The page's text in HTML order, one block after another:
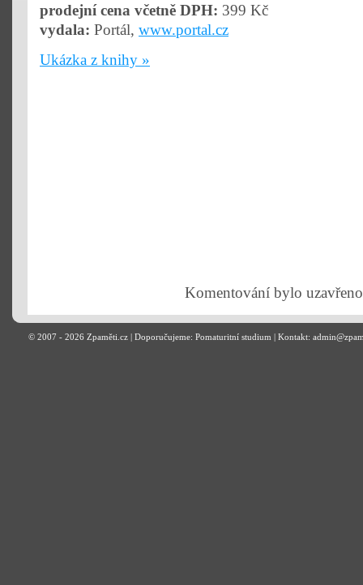
prodejní cena včetně DPH: 399 Kč
vydala: Portál, www.portal.cz
Ukázka z knihy »
Komentování bylo
© 2007 - 2026 Zpaměti.cz | Doporučujeme: Pomaturitní studium | Kontakt: